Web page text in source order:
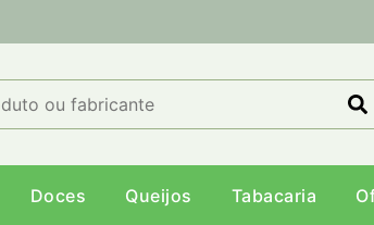
Doces Queijos Tabacaria